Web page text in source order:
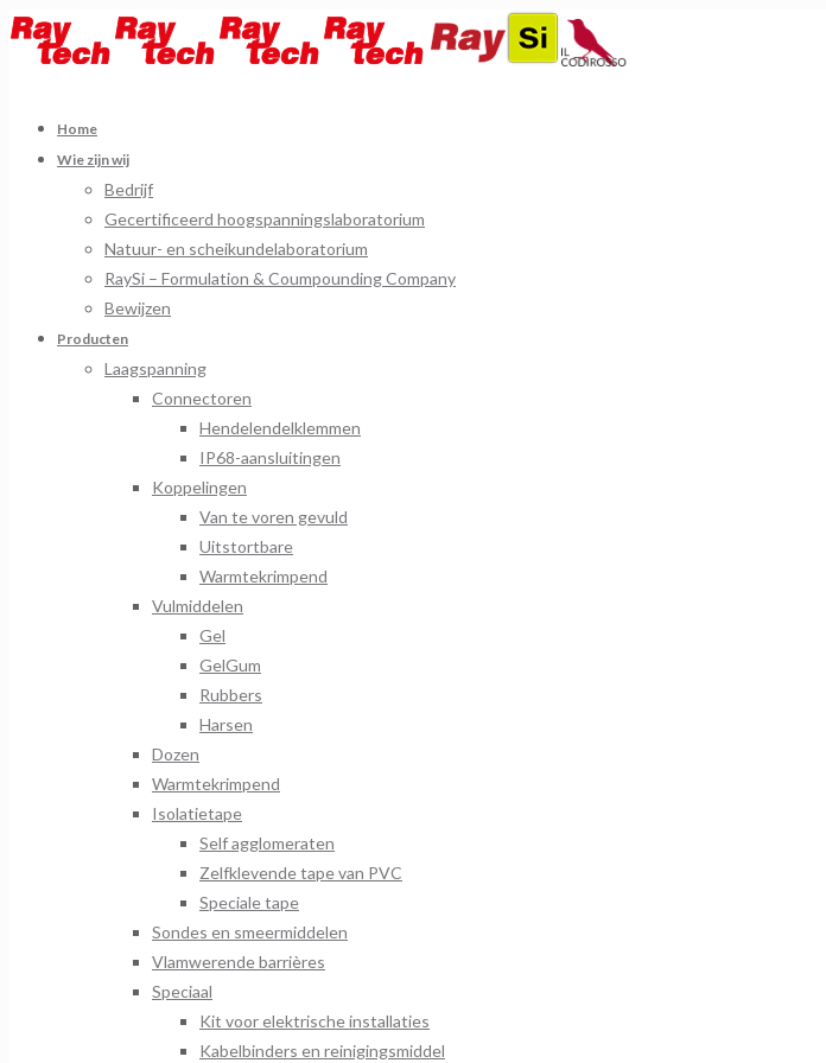
Home
Wie zijn wij
Bedrijf
Gecertificeerd hoogspanningslaboratorium
Natuur- en scheikundelaboratorium
RaySi – Formulation & Coumpounding Company
Bewijzen
Producten
Laagspanning
Connectoren
Hendelendelklemmen
IP68-aansluitingen
Koppelingen
Van te voren gevuld
Uitstortbare
Warmtekrimpend
Vulmiddelen
Gel
GelGum
Rubbers
Harsen
Dozen
Warmtekrimpend
Isolatietape
Self agglomeraten
Zelfklevende tape van PVC
Speciale tape
Sondes en smeermiddelen
Vlamwerende barrières
Speciaal
Kit voor elektrische installaties
Kabelbinders en reinigingsmiddel